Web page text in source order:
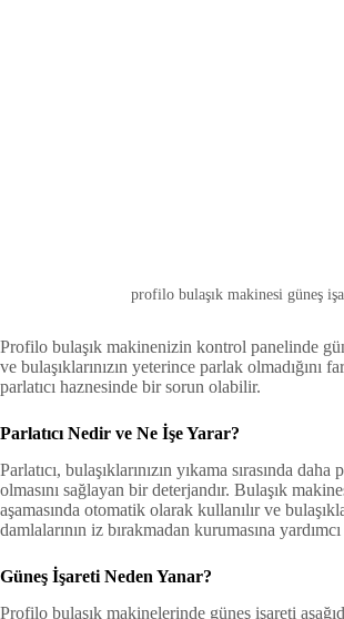
profilo bulaşık makinesi güneş
Profilo bulaşık makinenizin kontrol panelinde
ve bulaşıklarınızın yeterince parlak olmadığını
parlatıcı haznesinde bir sorun olabilir.
Parlatıcı Nedir ve Ne İşe Yarar?
Parlatıcı, bulaşıklarınızın yıkama sırasında
olmasını sağlayan bir deterjandır. Bulaşık
aşamasında otomatik olarak kullanılır ve
damlalarının iz bırakmadan kurumasına
Güneş İşareti Neden Yanar?
Profilo bulaşık makinelerinde güneş işareti